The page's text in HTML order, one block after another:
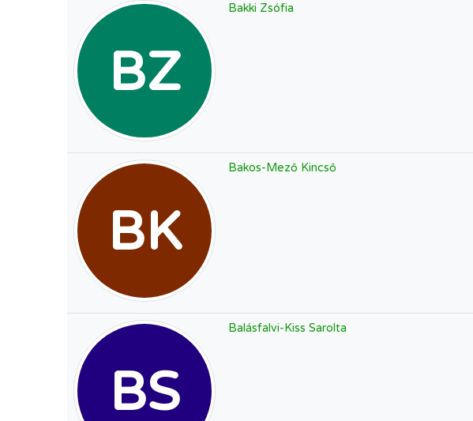
BZ
Bakki Zsófia
BK
Bakos-Mező Kincső
BS
Balásfalvi-Kiss Sarolta